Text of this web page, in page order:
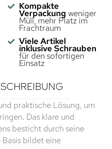
Kompakte
Verpackung weniger
Müll, mehr Platz im
Frachtraum
Viele Artikel
inklusive Schrauben
für den sofortigen
Einsatz
praktische Lösung, um
Das klare und
besticht durch seine
bildet eine